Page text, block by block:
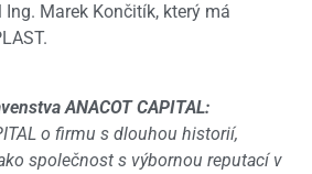
Marek Končitík, který má
ANACOT CAPITAL:
o firmu s dlouhou historií,
společnost s výbornou reputací v